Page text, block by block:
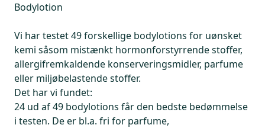
Bodylotion
Vi har testet 49 forskellige bodylotions for uønsket
kemi såsom mistænkt hormonforstyrrende stoffer,
allergifremkaldende konserveringsmidler, parfume
eller miljøbelastende stoffer.
Det har vi fundet:
24 ud af 49 bodylotions får den bedste bedømmelse
i testen. De er bl.a. fri for parfume,